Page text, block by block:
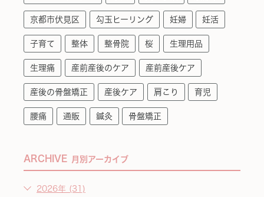
京都市伏見区 勾玉ヒーリング 妊婦 妊活
子育て 整体 整骨院 桜 生理用品
生理痛 産前産後のケア 産前産後ケア
産後の骨盤矯正 産後ケア 肩こり 育児
腰痛 通販 鍼灸 骨盤矯正
ARCHIVE 月別アーカイブ
2026年 (31)